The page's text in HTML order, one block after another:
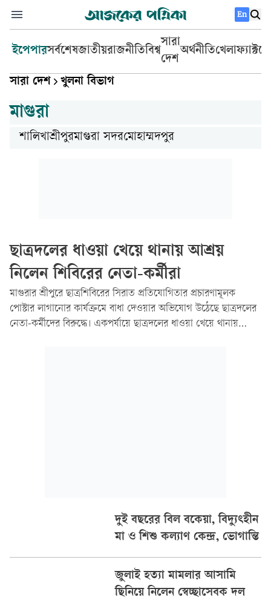
En
ইপেপারসর্বশেষজাতীয়রাজনীতিবিশ্ব
সারা
দেশ
অর্থনীতিখেলা
সারা দেশ খুলনা বিভাগ
মাগুরা
শালিখাশ্রীপুরমাগুরা সদরমোহাম্মদপুর
ছাত্রদলের ধাওয়া খেয়ে থানায় আশ্রয়
নিলেন শিবিরের নেতা-কর্মীরা
মাগুরার শ্রীপুরে ছাত্রশিবিরের সিরাত প্রতিযোগিতার প্রচারণামূলক
পোস্টার লাগানোর কার্যক্রমে বাধা দেওয়ার অভিযোগ উঠেছে ছাত্রদলের
নেতা-কর্মীদের বিরুদ্ধে। একপর্যায়ে ছাত্রদলের ধাওয়া খেয়ে থানায়
দুই বছরের বিল বকেয়া, বিদ্যুৎহীন
মা ও শিশু কল্যাণ কেন্দ্র, ভোগান্তি
জুলাই হত্যা মামলার আসামি
ছিনিয়ে নিলেন স্বেচ্ছাসেবক দল